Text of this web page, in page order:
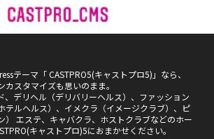
テーマ「 CASTPRO5(キャストプロ5)」なら、
スタマイズも思いのまま。
、デリヘル（デリバリーヘルス）、ファッション
テルヘルス）、イメクラ（イメージクラブ）、ピ
） エステ、キャバクラ、ホストクラブなどのホー
キャストプロ)5におまかせください。